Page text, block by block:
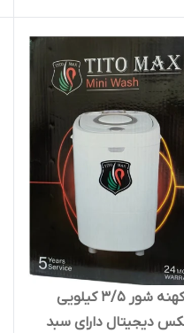
مینی واش کهنه شور ۳/۵ کیلویی
مارک تیتو مکس دیجیتال دارای سبد